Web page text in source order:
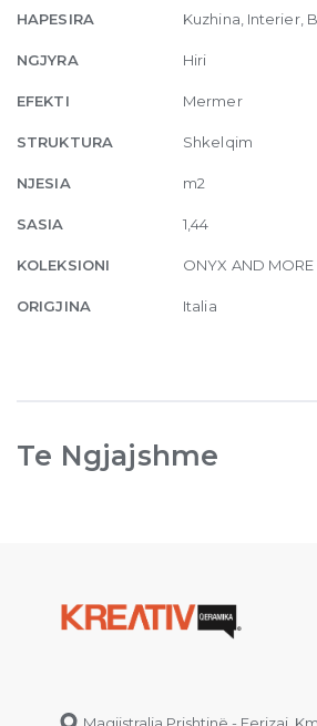
60
120
quantity
HAPESIRA Kuzhina, Interier,
NGJYRA Hiri
EFEKTI Mermer
STRUKTURA Shkelqim
NJESIA m2
SASIA 1,44
KOLEKSIONI ONYX AND MORE
ORIGJINA Italia
Te Ngjajshme